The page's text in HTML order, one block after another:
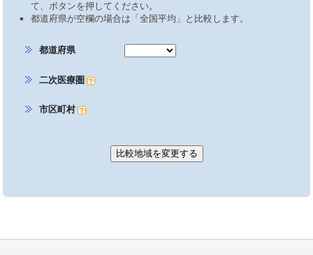
て、ボタンを押してください。
都道府県が空欄の場合は「全国平均」と比較します。
都道府県
二次医療圏
市区町村